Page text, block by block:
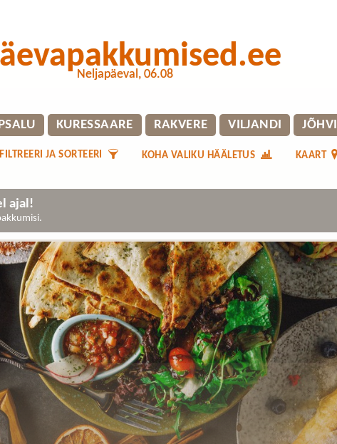
Neljapäeval, 06.08
KURESSAARE RAKVERE VILJANDI JÕHVI
KAART
KOHA VALIKU HÄÄLETUS
FILTREERI JA SORTEERI
ajal!